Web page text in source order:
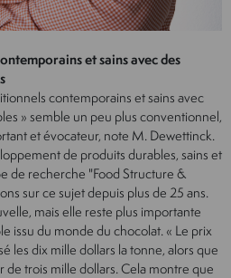
et sains avec des
contemporains et sains avec
» semble un peu plus conventionnel,
et évocateur, note M. Dewettinck.
de produits durables, sains et
de recherche "Food Structure &
sur ce sujet depuis plus de 25 ans.
mais elle reste plus importante
issu du monde du chocolat. « Le prix
les dix mille dollars la tonne, alors que
trois mille dollars. Cela montre que